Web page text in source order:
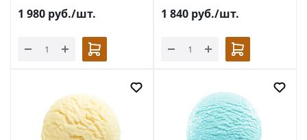
1 980 руб./шт. 1 840 руб./шт.